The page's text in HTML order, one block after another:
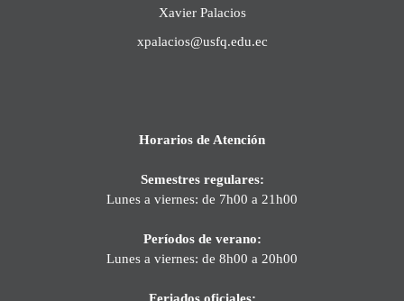
Xavier Palacios
xpalacios@usfq.edu.ec
Horarios de Atención
Semestres regulares:
Lunes a viernes: de 7h00 a 21h00
Períodos de verano:
Lunes a viernes: de 8h00 a 20h00
Feriados oficiales: